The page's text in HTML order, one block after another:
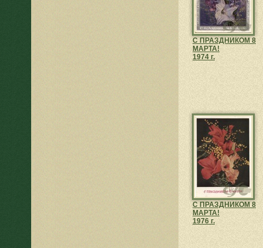
С ПРАЗДНИКОМ 8
МАРТА!
1974 г.
С ПРАЗДНИКОМ 8
МАРТА!
1976 г.